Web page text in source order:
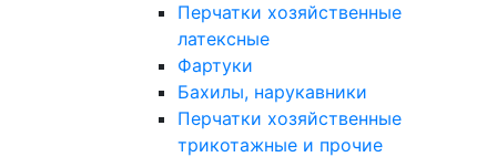
Перчатки хозяйственные
латексные
Фартуки
Бахилы, нарукавники
Перчатки хозяйственные
трикотажные и прочие